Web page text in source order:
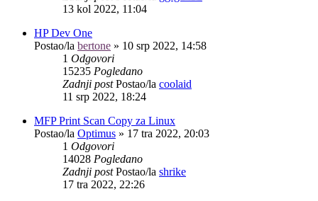
13 kol 2022, 11:04
HP Dev One
Postao/la bertone » 10 srp 2022, 14:58
1 Odgovori
15235 Pogledano
Zadnji postPostao/la coolaid
11 srp 2022, 18:24
MFP Print Scan Copy za Linux
Postao/la Optimus » 17 tra 2022, 20:03
1 Odgovori
14028 Pogledano
Zadnji postPostao/la shrike
17 tra 2022, 22:26